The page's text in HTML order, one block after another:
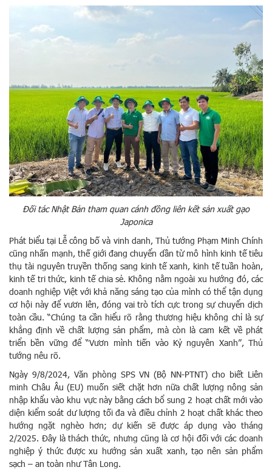
Đối tác Nhật Bản tham quan cánh đồng liên kết sản xuất gạo
Japonica
Phát biểu tại Lễ công bố và vinh danh, Thủ tướng Phạm Minh Chính
cũng nhấn mạnh, thế giới đang chuyển dần từ mô hình kinh tế tiêu
thụ tài nguyên truyền thống sang kinh tế xanh, kinh tế tuần hoàn,
kinh tế tri thức, kinh tế chia sẻ. Không nằm ngoài xu hướng đó, các
doanh nghiệp Việt với khả năng sáng tạo của mình có thể tận dụng
cơ hội này để vươn lên, đóng vai trò tích cực trong sự chuyển dịch
toàn cầu. “Chúng ta cần hiểu rõ rằng thương hiệu không chỉ là sự
khẳng định về chất lượng sản phẩm, mà còn là cam kết về phát
triển bền vững để “Vươn mình tiến vào Kỷ nguyên Xanh”, Thủ
tướng nêu rõ.
Ngày 9/8/2024, Văn phòng SPS VN (Bộ NN-PTNT) cho biết Liên
minh Châu Âu (EU) muốn siết chặt hơn nữa chất lượng nông sản
nhập khẩu vào khu vực này bằng cách bổ sung 2 hoạt chất mới vào
diện kiểm soát dư lượng tối đa và điều chỉnh 2 hoạt chất khác theo
hướng ngặt nghèo hơn; dự kiến sẽ được áp dụng vào tháng
2/2025. Đây là thách thức, nhưng cũng là cơ hội đối với các doanh
nghiệp ý thức được xu hướng sản xuất xanh, tạo nên sản phẩm
sạch – an toàn như Tân Long.